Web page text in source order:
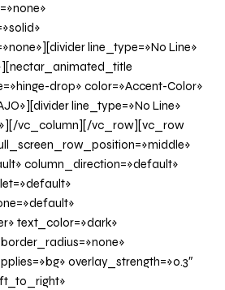
line_type=»No Line»
drop» color=»Accent-Color»
line_type=»No Line»
vc_column][/vc_row][vc_row
column_direction=»default»
text_color=»dark»
overlay_strength=»0.3″